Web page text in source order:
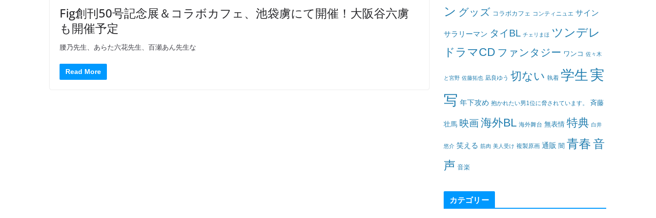
Fig創刊50号記念展＆コラボカフェ、池袋虜にて開催！大阪谷六虜
も開催予定
腰乃先生、あらた六花先生、百瀬あん先生な
Read More
ン グッズ コラボカフェ コンティニュエ サイン
サラリーマン タイBL チェリまほ ツンデレ
ドラマCD ファンタジー ワンコ 佐々木
と宮野 佐藤拓也 凪良ゆう 切ない 執着 学生 実
写 年下攻め 抱かれたい男1位に脅されています。 斉藤
壮馬 映画海外BL 海外舞台 無表情 特典 白井
悠介 笑える 筋肉 美人受け 複製原画 通販 闇 青春音
声 音楽
カテゴリー